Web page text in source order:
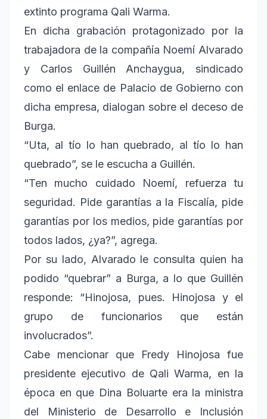
extinto programa Qali Warma.
En dicha grabación protagonizado por la
trabajadora de la compañía Noemí Alvarado
y Carlos Guillén Anchaygua, sindicado
como el enlace de Palacio de Gobierno con
dicha empresa, dialogan sobre el deceso de
Burga.
“Uta, al tío lo han quebrado, al tío lo han
quebrado”, se le escucha a Guillén.
“Ten mucho cuidado Noemí, refuerza tu
seguridad. Pide garantías a la Fiscalía, pide
garantías por los medios, pide garantías por
todos lados, ¿ya?”, agrega.
Por su lado, Alvarado le consulta quien ha
podido “quebrar” a Burga, a lo que Guillén
responde: “Hinojosa, pues. Hinojosa y el
grupo de funcionarios que están
involucrados”.
Cabe mencionar que Fredy Hinojosa fue
presidente ejecutivo de Qali Warma, en la
época en que Dina Boluarte era la ministra
del Ministerio de Desarrollo e Inclusión